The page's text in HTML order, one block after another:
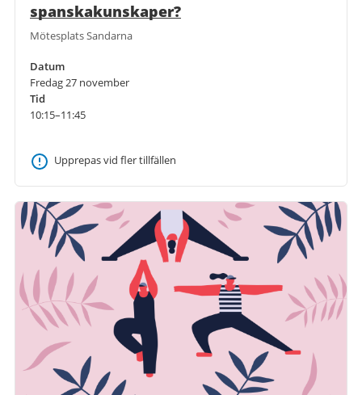
spanskakunskaper?
Mötesplats Sandarna
Datum
Fredag 27 november
Tid
10:15–11:45
Upprepas vid fler tillfällen